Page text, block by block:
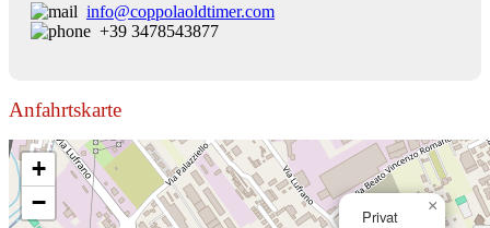
info@coppolaoldtimer.com
+39 3478543877
Anfahrtskarte
Privat
×
+
−